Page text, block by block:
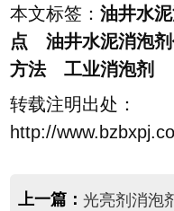
本文标签：油井水
点 油井水泥消泡
方法 工业消泡剂
转载注明出处：
http://
上一篇： 光亮剂消泡